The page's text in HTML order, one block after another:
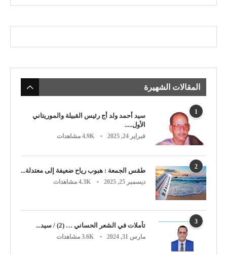
المقالات الشهيرة
1
سيد أحمد ولد أج رئيس القبيلة والموريتاني
الأول.....
فبراير 24, 2025 4.9K مشاهدات
2 طقس الجمعة : هبوب رياح ضعيفة إلى معتدلة...
ديسمبر 25, 2025 4.3K مشاهدات
3 تأملات في الشعر الحساني … (2) / سيد...
مارس 31, 2024 3.6K مشاهدات